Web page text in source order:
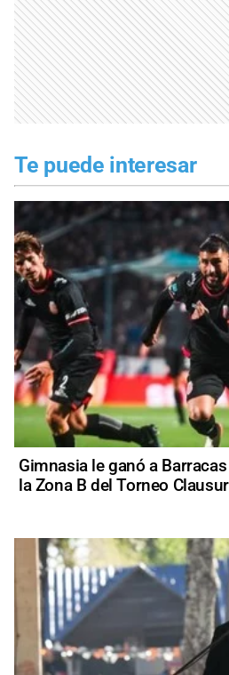
Te puede interesar
Gimnasia le ganó a
la Zona B del Torneo